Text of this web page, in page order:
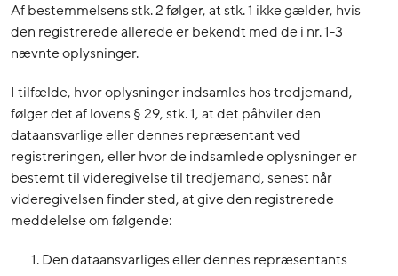
Af bestemmelsens stk. 2 følger, at stk. 1 ikke gælder, hvis
den registrerede allerede er bekendt med de i nr. 1-3
nævnte oplysninger.
I tilfælde, hvor oplysninger indsamles hos tredjemand,
følger det af lovens § 29, stk. 1, at det påhviler den
dataansvarlige eller dennes repræsentant ved
registreringen, eller hvor de indsamlede oplysninger er
bestemt til videregivelse til tredjemand, senest når
videregivelsen finder sted, at give den registrerede
meddelelse om følgende:
Den dataansvarliges eller dennes repræsentants